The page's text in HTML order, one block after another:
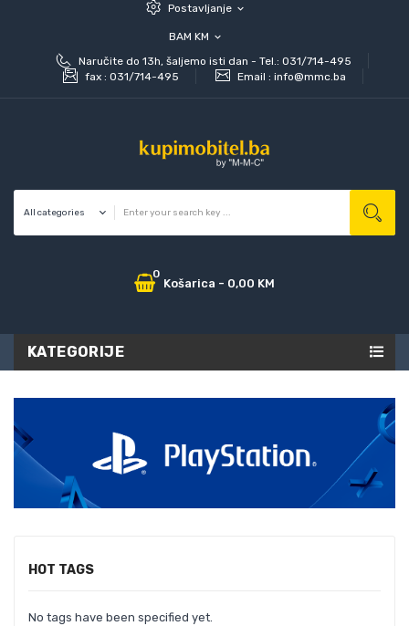
Postavljanje expand_more
BAM KM expand_more
Naručite do 13h, šaljemo isti dan - Tel.: 031/714-495
fax : 031/714-495 Email : info@mmc.ba
Košarica
0
- 0,00 KM
KATEGORIJE
HOT TAGS
No tags have been specified yet.